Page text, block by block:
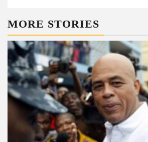
MORE STORIES